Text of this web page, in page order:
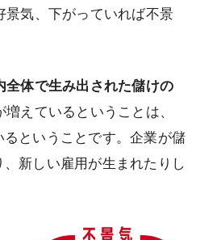
景気、下がっていれば不景
全体で生み出された儲けの
増えているということは、
ということです。企業が儲
新しい雇用が生まれたりし